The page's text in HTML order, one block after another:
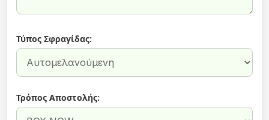
Τύπος Σφραγίδας:
Τρόπος Αποστολής: